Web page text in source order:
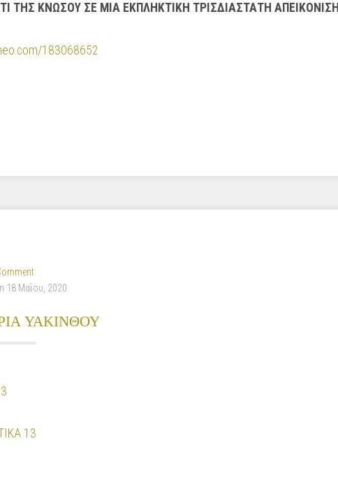
ΤΗΣ ΚΝΩΣΟΥ ΣΕ ΜΙΑ ΕΚΠΛΗΚΤΙΚΗ ΤΡΙΣΔΙΑΣΤΑΤΗ ΑΠΕΙΚΟΝΙΣΗ
183068652
18 Μαΐου, 2020
ΥΑΚΙΝΘΟΥ
13